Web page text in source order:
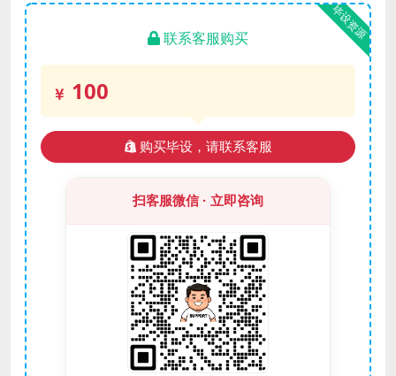
毕设资源
联系客服购买
100
购买毕设，请联系客服
扫客服微信 · 立即咨询